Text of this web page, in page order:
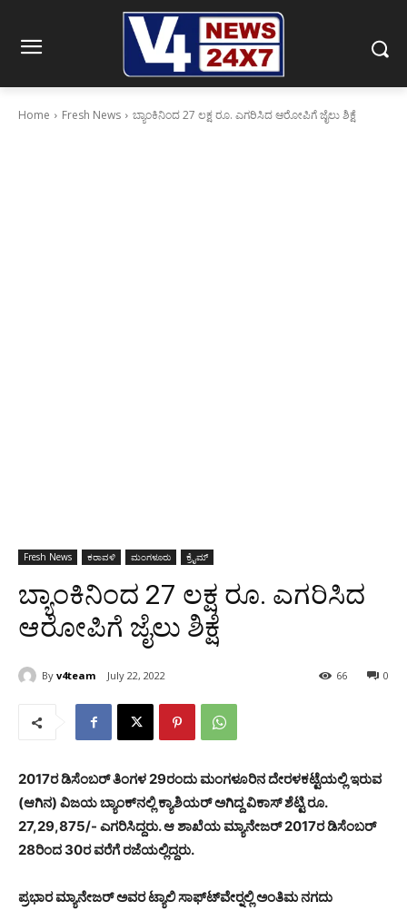
Home Fresh News ಬ್ಯಾಂಕಿನಿಂದ 27 ಲಕ್ಷ ರೂ. ಎಗರಿಸಿದ ಆರೋಪಿಗೆ ಜೈಲು ಶಿಕ್ಷೆ
Fresh News ಕರಾವಳಿ ಮಂಗಳೂರು ಕ್ರೈಮ್
ಬ್ಯಾಂಕಿನಿಂದ 27 ಲಕ್ಷ ರೂ. ಎಗರಿಸಿದ
ಆರೋಪಿಗೆ ಜೈಲು ಶಿಕ್ಷೆ
By v4team July 22, 2022 0
66
2017ರ ಡಿಸೆಂಬರ್ ತಿಂಗಳ 29ರಂದು ಮಂಗಳೂರಿನ ದೇರಳಕಟ್ಟೆಯಲ್ಲಿ ಇರುವ
(ಆಗಿನ) ವಿಜಯ ಬ್ಯಾಂಕ್‍ನಲ್ಲಿ ಕ್ಯಾಶಿಯರ್ ಅಗಿದ್ದ ವಿಕಾಸ್ ಶೆಟ್ಟಿ ರೂ.
27,29,875/- ಎಗರಿಸಿದ್ದರು. ಆ ಶಾಖೆಯ ಮ್ಯಾನೇಜರ್ 2017ರ ಡಿಸೆಂಬರ್
28ರಿಂದ 30ರ ವರೆಗೆ ರಜೆಯಲ್ಲಿದ್ದರು.
ಪ್ರಭಾರ ಮ್ಯಾನೇಜರ್ ಅವರ ಟ್ಯಾಲಿ ಸಾಫ್ಟ್‍ವೇರ್‍ನಲ್ಲಿ ಅಂತಿಮ ನಗದು